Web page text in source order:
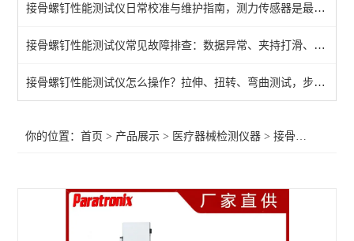
球囊导管爆破压力测试仪
摩擦力测试仪
织物静电衰减性测试仪
导管摩擦滑动性能测试仪器
接骨螺钉性能测试仪日常校准与维护指南，测力传感器是最容易出问题的部件
接骨螺钉性能测试仪常见故障排查：数据异常、夹持打滑、传感器漂移，逐条解决
接骨螺钉性能测试仪怎么操作？拉伸、扭转、弯曲测试，步骤一次讲清
你的位置：首页 > 产品展示 > 医疗器械检测仪器 >接骨螺钉性能测试仪